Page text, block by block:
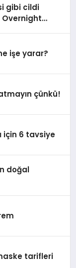
gibi cildi
Overnight
işe yarar?
çünkü!
için 6 tavsiye
doğal
tarifleri